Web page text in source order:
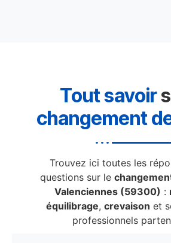
Tout savoir
changement
Trouvez ici toutes les
questions sur le
Valenciennes (59300) :
équilibrage,crevaison et
professionnels